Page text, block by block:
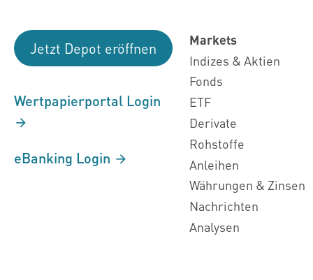
Jetzt Depot eröffnen
Wertpapierportal Login
eBanking Login
Markets
Indizes & Aktien
Fonds
ETF
Derivate
Rohstoffe
Anleihen
Währungen & Zinsen
Nachrichten
Analysen